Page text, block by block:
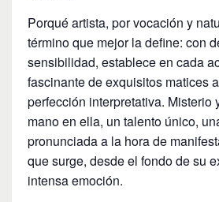
Porqué artista, por vocación y
término que mejor la define: con
sensibilidad, establece en cada
fascinante de exquisitos matices
perfección interpretativa. Misterio
mano en ella, un talento único,
pronunciada a la hora de
que surge, desde el fondo de su
intensa emoción.